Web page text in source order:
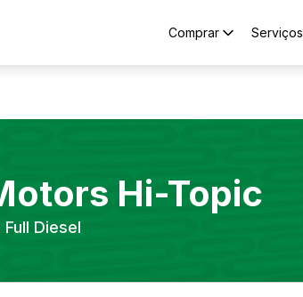
Comprar Serviços
Hi-Topic
Diesel